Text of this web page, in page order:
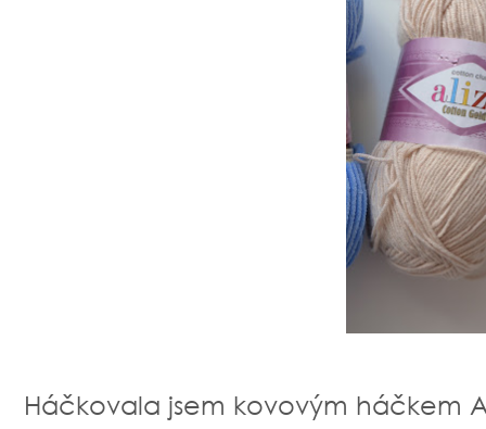
Háčkovala jsem kovovým háčkem